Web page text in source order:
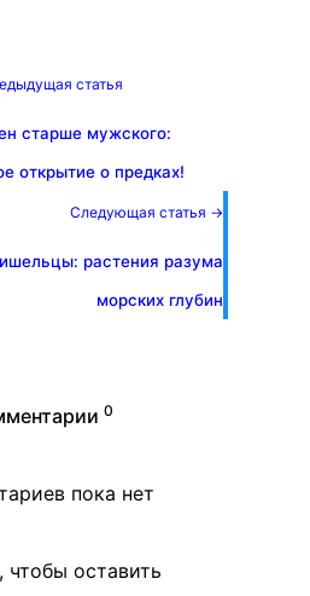
статья
старше мужского:
открытие о предках!
Следующая статья →
растения разума
морских глубин
0
пока нет
, чтобы оставить